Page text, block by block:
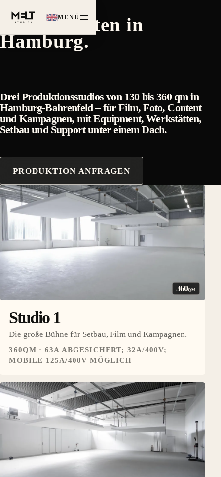
MENÜ
Studio mieten in
Hamburg.
Drei Produktionsstudios von 130 bis 360 qm in
Hamburg-Bahrenfeld – für Film, Foto, Content
und Kampagnen, mit Equipment, Werkstätten,
Setbau und Support unter einem Dach.
PRODUKTION ANFRAGEN
360QM
Studio 1
Die große Bühne für Setbau, Film und Kampagnen.
360QM · 63A ABGESICHERT; 32A/400V;
MOBILE 125A/400V MÖGLICH